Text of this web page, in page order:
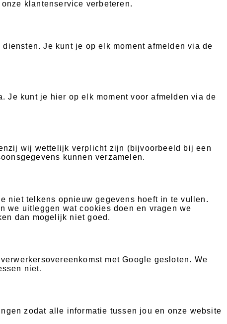
klantenservice verbeteren.
Je kunt je op elk moment afmelden via de
Je kunt je hier op elk moment voor afmelden via de
wij wettelijk verplicht zijn (bijvoorbeeld bij een
kunnen verzamelen.
niet telkens opnieuw gegevens hoeft in te vullen.
we uitleggen wat cookies doen en vragen we
dan mogelijk niet goed.
met Google gesloten. We
niet.
zodat alle informatie tussen jou en onze website